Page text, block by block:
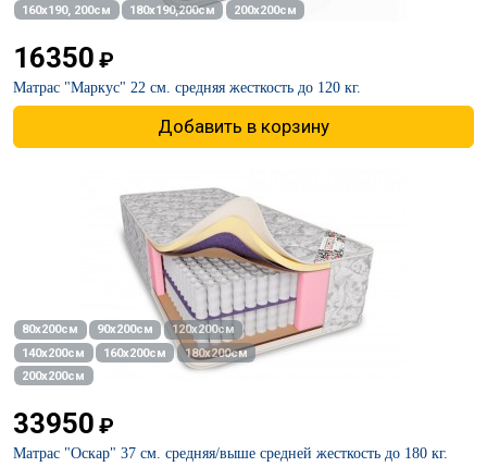
160х190, 200см 180х190,200см 200х200см
16350 ₽
Матрас "Маркус" 22 см. средняя жесткость до 120 кг.
Добавить в корзину
80х200см 90х200см
120х200см
140х200см
160х200см
180х200см
200х200см
33950 ₽
Матрас "Оскар" 37 см. средняя/выше средней жесткость до 180 кг.